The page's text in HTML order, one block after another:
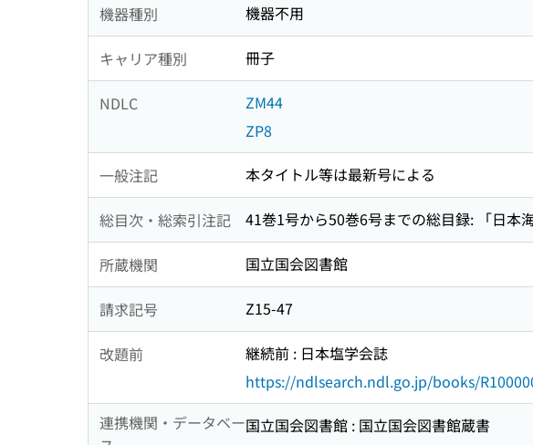
機器種別 機器不用
キャリア種別 冊子
NDLC
ZM44
ZP8
一般注記 本タイトル等は最新号による
総目次・総索引注記 41巻1号から50巻6号までの総目録: 「日本
所蔵機関 国立国会図書館
請求記号 Z15-47
改題前
継続前 : 日本塩学会誌
https://ndlsearch.ndl.go.jp/books/
連携機関・データベー国立国会図書館 : 国立国会図書館蔵書